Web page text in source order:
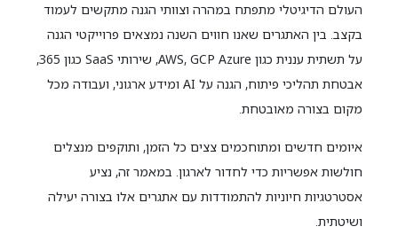
העולם הדיגיטלי מתפתח במהרה וצוותי הגנה מתקשים לעמוד
בקצב. בין האתגרים שאנו חווים השנה נמצאים פרוייקטי הגנה
על תשתית עננית כגון AWS, GCP Azure, שירותי SaaS כגון 365,
אבטחת תהליכי פיתוח, הגנה על AI ומידע ארגוני, ועבודה מכל
מקום בצורה מאובטחת.
איומים חדשים ומתוחכמים צצים כל הזמן, ותוקפים מנצלים
חולשות אפשריות כדי לחדור לארגון. במאמר זה, נציע
אסטרטגיות חיוניות להתמודדות עם אתגרים אלו בצורה יעילה
ושיטתית.